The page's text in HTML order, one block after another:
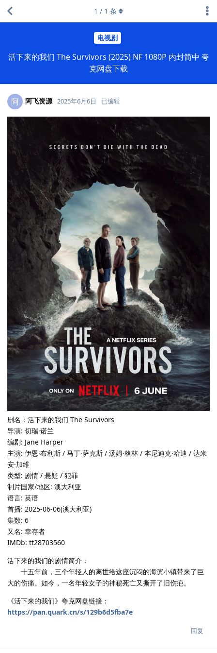
电视剧
活下来的我们 The Survivors (2025) NF 1080P 内封简中 夸
克网盘下载
1 / 1 条
阿 阿飞资源 2025年6月6日 已编辑
剧名：活下来的我们 The Survivors
导演: 切瑞·诺兰
编剧: Jane Harper
主演: 伊恩·布利斯 / 马丁·萨克斯 / 汤姆·格林 / 本尼迪克·哈迪 / 达米
安·加维
类型: 剧情 / 悬疑 / 犯罪
制片国家/地区: 澳大利亚
语言: 英语
首播: 2025-06-06(澳大利亚)
集数: 6
又名: 幸存者
IMDb: tt28703560
活下来的我们的剧情简介：
十五年前，三个年轻人的离世给这座沉闷的海滨小镇带来了巨
大的伤痛。如今，一名年轻女子的神秘死亡又撕开了旧伤疤。
《活下来的我们》夸克网盘链接：
https://pan.quark.cn/s/129b6d5fba7e
回复